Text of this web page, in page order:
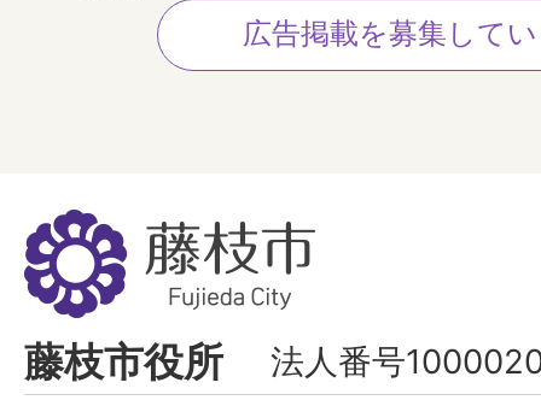
広告掲載を募集して
藤
枝
市
Fujieda
City
藤枝市役所 法人番号